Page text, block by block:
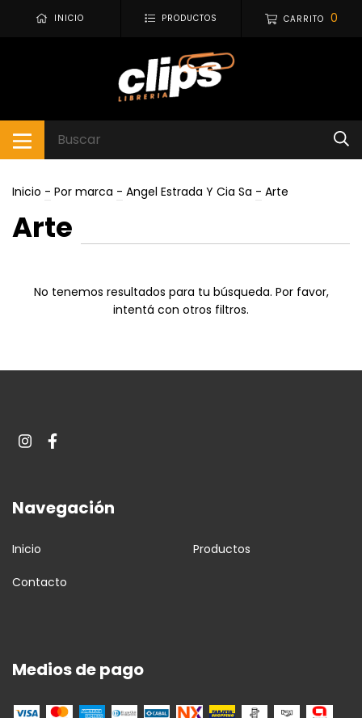
INICIO PRODUCTOS CARRITO 0
Inicio - Por marca - Angel Estrada Y Cia Sa - Arte
Arte
No tenemos resultados para tu búsqueda. Por favor,
intentá con otros filtros.
Navegación
Inicio Productos
Contacto
Medios de pago